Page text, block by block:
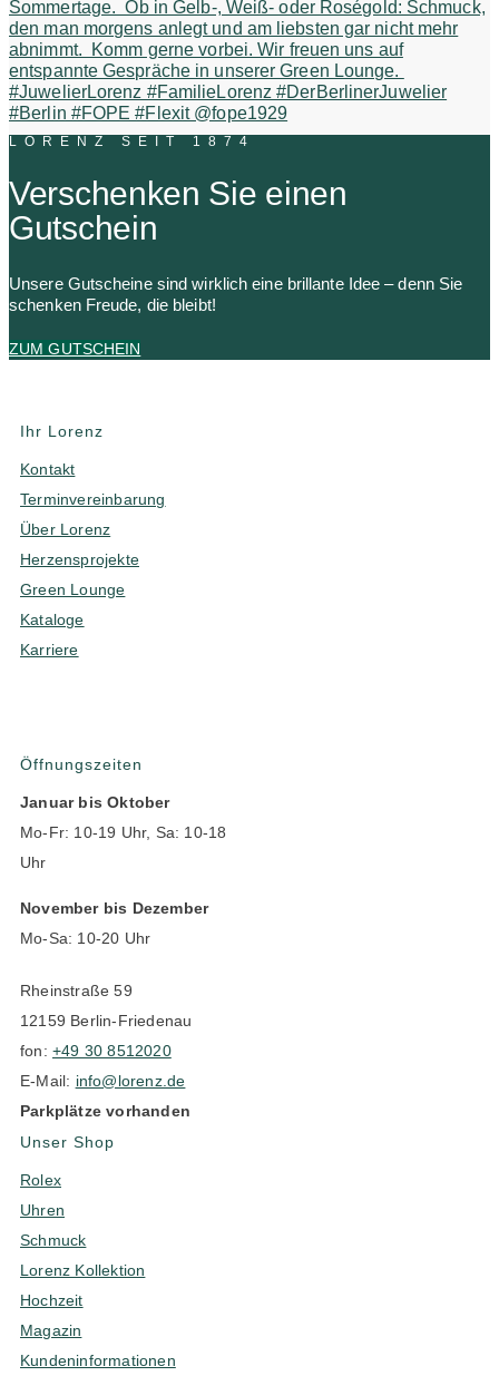
LORENZ SEIT 1874
Verschenken Sie einen
Gutschein
Unsere Gutscheine sind wirklich eine brillante Idee – denn Sie
schenken Freude, die bleibt!
ZUM GUTSCHEIN
Ihr Lorenz
Kontakt
Terminvereinbarung
Über Lorenz
Herzensprojekte
Green Lounge
Kataloge
Karriere
Öffnungszeiten
Januar bis Oktober
Mo-Fr: 10-19 Uhr, Sa: 10-18
Uhr
November bis Dezember
Mo-Sa: 10-20 Uhr
Rheinstraße 59
12159 Berlin-Friedenau
fon: +49 30 8512020
E-Mail: info@lorenz.de
Parkplätze vorhanden
Unser Shop
Rolex
Uhren
Schmuck
Lorenz Kollektion
Hochzeit
Magazin
Kundeninformationen